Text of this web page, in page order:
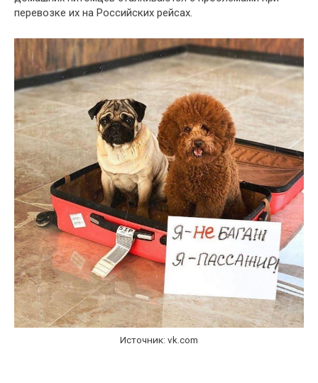
перевозке их на Российских рейсах.
Источник: vk.com